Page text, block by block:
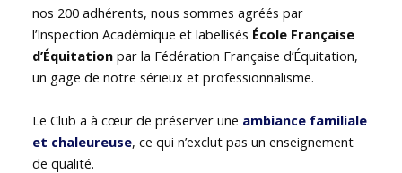
nos 200 adhérents, nous sommes agréés par
l’Inspection Académique et labellisés École Française
d’Équitation par la Fédération Française d’Équitation,
un gage de notre sérieux et professionnalisme.
Le Club a à cœur de préserver une ambiance familiale
et chaleureuse, ce qui n’exclut pas un enseignement
de qualité.